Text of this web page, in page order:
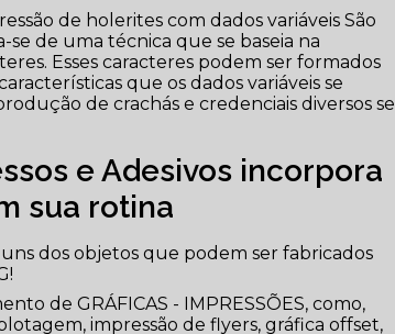
de holerites com dados variáveis São
de uma técnica que se baseia na
Esses caracteres podem ser formados
que os dados variáveis se
de crachás e credenciais diversos se
e Adesivos incorpora
sua rotina
dos objetos que podem ser fabricados
de GRÁFICAS - IMPRESSÕES, como,
impressão de flyers, gráfica offset,